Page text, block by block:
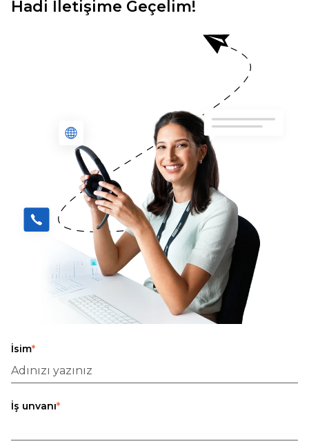
Hadi İletişime Geçelim!
İsim*
İş unvanı*